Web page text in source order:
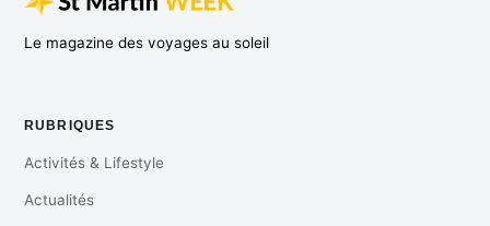
Le magazine des voyages au soleil
RUBRIQUES
Activités & Lifestyle
Actualités